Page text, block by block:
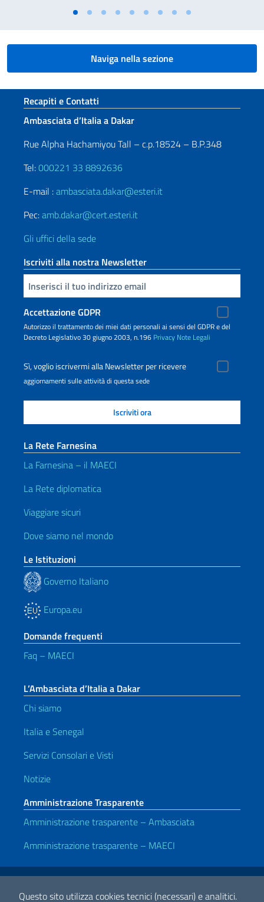
Questo sito utilizza cookies tecnici (necessari) e analitici.
Naviga nella sezione
Sezione footer
Recapiti e Contatti
Ambasciata d’Italia a Dakar
Rue Alpha Hachamiyou Tall – c.p.18524 – B.P.348
Tel:000221 33 8892636
E-mail :ambasciata.dakar@esteri.it
Pec:amb.dakar@cert.esteri.it
Gli uffici della sede
Iscriviti alla nostra Newsletter
Inserisci la tua email
Accettazione GDPR
Autorizzo il trattamento dei miei dati personali ai sensi del GDPR e del
Decreto Legislativo 30 giugno 2003, n.196 Privacy Note Legali
Sì, voglio iscrivermi alla Newsletter per ricevere
aggiornamenti sulle attività di questa sede
La Rete Farnesina
La Farnesina – il MAECI
La Rete diplomatica
Viaggiare sicuri
Dove siamo nel mondo
Le Istituzioni
Governo Italiano
Europa.eu
Domande frequenti
Faq – MAECI
L’Ambasciata d’Italia a Dakar
Chi siamo
Italia e Senegal
Servizi Consolari e Visti
Notizie
Amministrazione Trasparente
Amministrazione trasparente – Ambasciata
Amministrazione trasparente – MAECI
Link Utili